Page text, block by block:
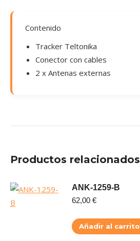
Contenido
Tracker Teltonika
Conector con cables
2 x Antenas externas
Productos relacionados
ANK-1259-B
62,00 €
Añadir al carrito